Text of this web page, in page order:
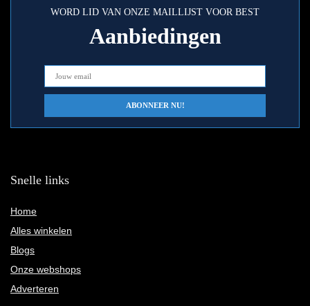
WORD LID VAN ONZE MAILLIJST VOOR BEST
Aanbiedingen
Snelle links
Home
Alles winkelen
Blogs
Onze webshops
Adverteren